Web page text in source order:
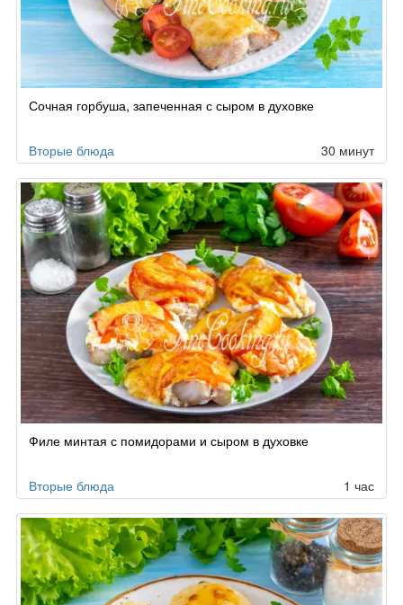
Сочная горбуша, запеченная с сыром в духовке
Вторые блюда 30 минут
Филе минтая с помидорами и сыром в духовке
Вторые блюда 1 час